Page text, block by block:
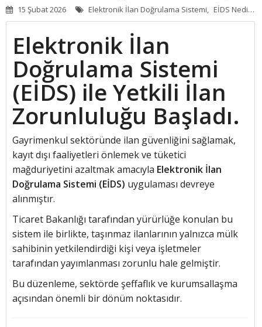
HABERLER
15 Şubat 2026 Elektronik İlan Doğrulama Sistemi, EİDS Nedir,
Elektronik İlan
Doğrulama Sistemi
(EİDS) ile Yetkili İlan
Zorunluluğu Başladı.
Gayrimenkul sektöründe ilan güvenliğini sağlamak,
kayıt dışı faaliyetleri önlemek ve tüketici
mağduriyetini azaltmak amacıyla Elektronik İlan
Doğrulama Sistemi (EİDS) uygulaması devreye
alınmıştır.
Ticaret Bakanlığı tarafından yürürlüğe konulan bu
sistem ile birlikte, taşınmaz ilanlarının yalnızca mülk
sahibinin yetkilendirdiği kişi veya işletmeler
tarafından yayımlanması zorunlu hale gelmiştir.
Bu düzenleme, sektörde şeffaflık ve kurumsallaşma
açısından önemli bir dönüm noktasıdır.